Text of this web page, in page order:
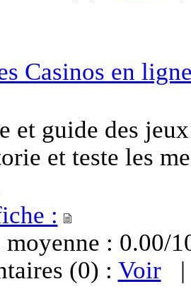
Casinos en
et guide des
et teste les
:
moyenne :
(0) : Voir